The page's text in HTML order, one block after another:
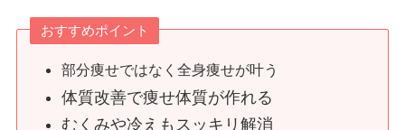
おすすめポイント
部分痩せではなく全身痩せが叶う
体質改善で痩せ体質が作れる
むくみや冷えもスッキリ解消